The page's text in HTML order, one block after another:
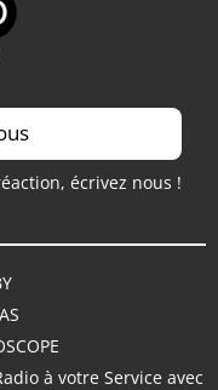
écrivez nous !
à votre Service avec